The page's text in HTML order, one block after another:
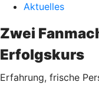
Aktuelles
Zwei
Erfolgskurs
Erfahrung, frische